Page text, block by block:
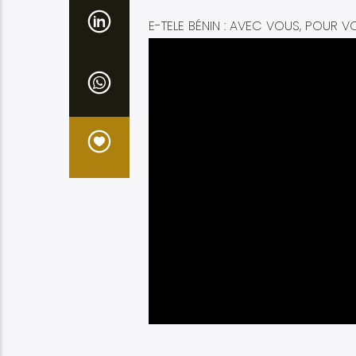
E-TELE BÉNIN : AVEC VOUS, POUR